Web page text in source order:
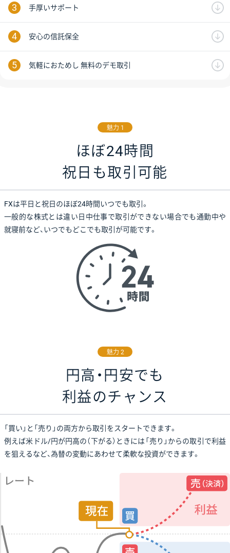
手厚いサポート
安心の信託保全
気軽におためし 無料のデモ取引
魅力 1
ほぼ24時間
祝日も取引可能
FXは平日と祝日のほぼ24時間いつでも取引。
一般的な株式とは違い日中仕事で取引ができない場合でも通勤中や
就寝前など、 いつでもどこでも取引が可能です。
魅力 2
円高・円安でも
利益のチャンス
「買い」と「売り」の両方から取引をスタートできます。
例えば米ドル/円が円高の（下がる）ときには「売り」からの取引で利益
を狙えるなど、為替の変動にあわせて柔軟な投資ができます。